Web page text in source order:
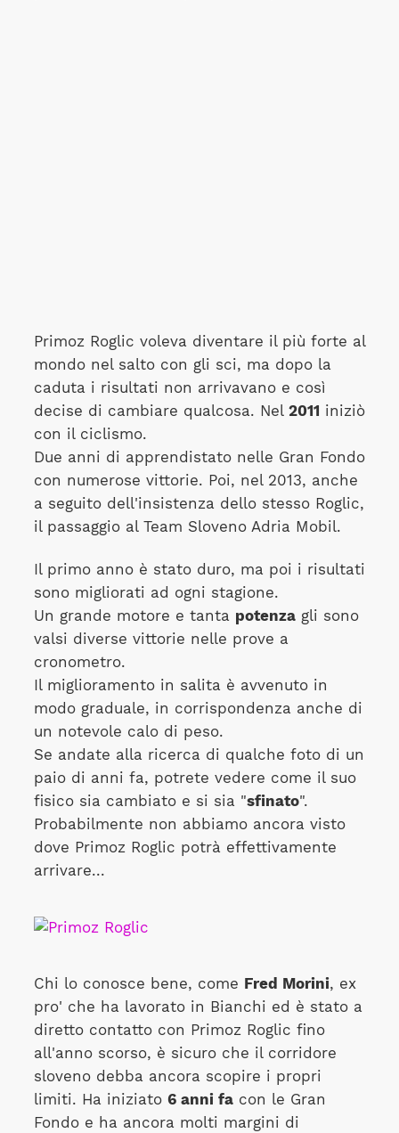
Primoz Roglic voleva diventare il più forte al
mondo nel salto con gli sci, ma dopo la
caduta i risultati non arrivavano e così
decise di cambiare qualcosa. Nel 2011 iniziò
con il ciclismo.
Due anni di apprendistato nelle Gran Fondo
con numerose vittorie. Poi, nel 2013, anche
a seguito dell'insistenza dello stesso Roglic,
il passaggio al Team Sloveno Adria Mobil.
Il primo anno è stato duro, ma poi i risultati
sono migliorati ad ogni stagione.
Un grande motore e tanta potenzagli sono
valsi diverse vittorie nelle prove a
cronometro.
Il miglioramento in salita è avvenuto in
modo graduale, in corrispondenza anche di
un notevole calo di peso.
Se andate alla ricerca di qualche foto di un
paio di anni fa, potrete vedere come il suo
fisico sia cambiato e si sia "sfinato".
Probabilmente non abbiamo ancora visto
dove Primoz Roglic potrà effettivamente
arrivare...
Chi lo conosce bene, come Fred Morini, ex
pro' che ha lavorato in Bianchi ed è stato a
diretto contatto con Primoz Roglic fino
all'anno scorso, è sicuro che il corridore
sloveno debba ancora scopire i propri
limiti. Ha iniziato 6 anni facon le Gran
Fondo e ha ancora molti margini di